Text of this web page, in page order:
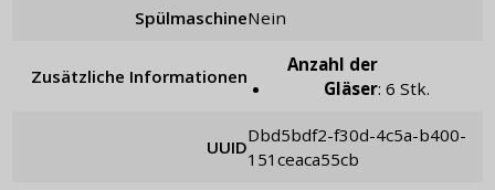
Spülmaschine Nein
Zusätzliche Informationen
Anzahl der
Gläser: 6 Stk.
UUID
dbd5bdf2-f30d-4c5a-b400-
151ceaca55cb